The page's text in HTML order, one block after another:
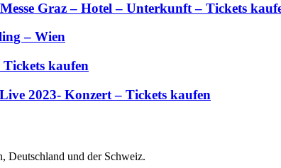
Graz – Hotel – Unterkunft – Tickets
– Wien
kaufen
2023- Konzert – Tickets kaufen
Deutschland und der Schweiz.